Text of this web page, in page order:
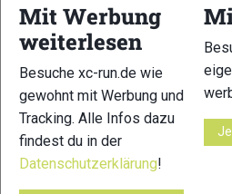
xc-run.de ist DAS
aktuellen News aus der
-Community und
deine Lieblingssportart wissen
ObTrailrunning-Anfänger oder
immer ein offenes Ohr für dich!
dasKontaktformularerreichen.
Mit Werbung
weiterlesen
Besuche xc-run.de wie
gewohnt mit Werbung und
Tracking. Alle Infos dazu
findest du in der
Datenschutzerklärung!